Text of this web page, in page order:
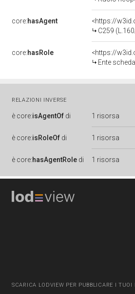
core:hasAgent
<https://
C259
core:hasRole
<https://
Ente
RELAZIONI INVERSE
è core:isAgentOf di 1 risorsa
è core:isRoleOf di 1 risorsa
è core:hasAgentRole di 1 risorsa
SCARICA LODVIEW PER PUBBLICARE I TUOI